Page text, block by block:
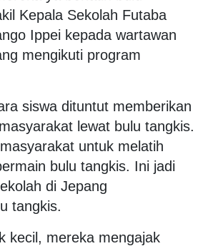
Kepala Sekolah Futaba
Ippei kepada wartawan
mengikuti program
siswa dituntut memberikan
lewat bulu tangkis.
untuk melatih
bulu tangkis. Ini jadi
di Jepang
tangkis.
kecil, mereka mengajak